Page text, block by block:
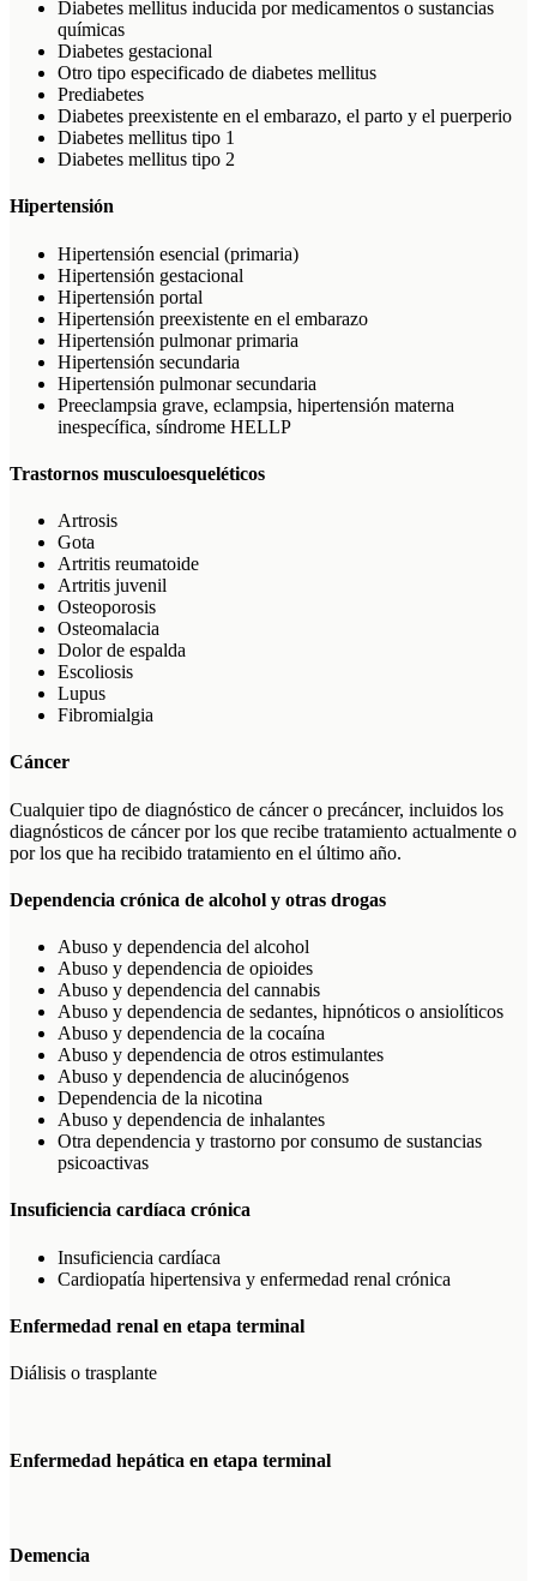
Diabetes mellitus inducida por medicamentos o sustancias
químicas
Diabetes gestacional
Otro tipo especificado de diabetes mellitus
Prediabetes
Diabetes preexistente en el embarazo, el parto y el puerperio
Diabetes mellitus tipo 1
Diabetes mellitus tipo 2
Hipertensión
Hipertensión esencial (primaria)
Hipertensión gestacional
Hipertensión portal
Hipertensión preexistente en el embarazo
Hipertensión pulmonar primaria
Hipertensión secundaria
Hipertensión pulmonar secundaria
Preeclampsia grave, eclampsia, hipertensión materna
inespecífica, síndrome HELLP
Trastornos musculoesqueléticos
Artrosis
Gota
Artritis reumatoide
Artritis juvenil
Osteoporosis
Osteomalacia
Dolor de espalda
Escoliosis
Lupus
Fibromialgia
Cáncer
Cualquier tipo de diagnóstico de cáncer o precáncer, incluidos los
diagnósticos de cáncer por los que recibe tratamiento actualmente o
por los que ha recibido tratamiento en el último año.
Dependencia crónica de alcohol y otras drogas
Abuso y dependencia del alcohol
Abuso y dependencia de opioides
Abuso y dependencia del cannabis
Abuso y dependencia de sedantes, hipnóticos o ansiolíticos
Abuso y dependencia de la cocaína
Abuso y dependencia de otros estimulantes
Abuso y dependencia de alucinógenos
Dependencia de la nicotina
Abuso y dependencia de inhalantes
Otra dependencia y trastorno por consumo de sustancias
psicoactivas
Insuficiencia cardíaca crónica
Insuficiencia cardíaca
Cardiopatía hipertensiva y enfermedad renal crónica
Enfermedad renal en etapa terminal
Diálisis o trasplante
Enfermedad hepática en etapa terminal
Demencia